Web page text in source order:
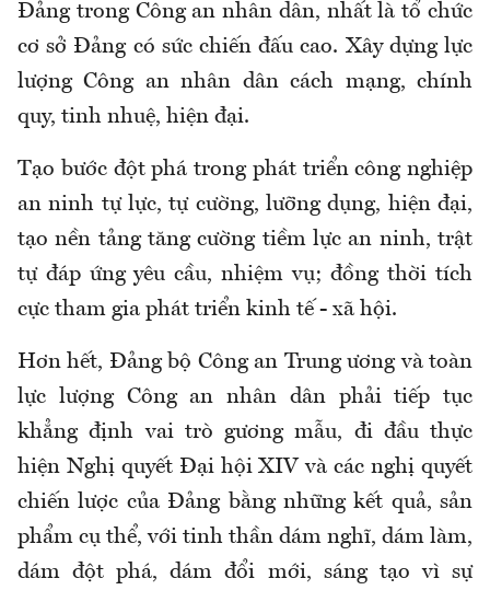
Đảng trong Công an nhân dân, nhất là tổ chức
cơ sở Đảng có sức chiến đấu cao. Xây dựng lực
lượng Công an nhân dân cách mạng, chính
quy, tinh nhuệ, hiện đại.
Tạo bước đột phá trong phát triển công nghiệp
an ninh tự lực, tự cường, lưỡng dụng, hiện đại,
tạo nền tảng tăng cường tiềm lực an ninh, trật
tự đáp ứng yêu cầu, nhiệm vụ; đồng thời tích
cực tham gia phát triển kinh tế - xã hội.
Hơn hết, Đảng bộ Công an Trung ương và toàn
lực lượng Công an nhân dân phải tiếp tục
khẳng định vai trò gương mẫu, đi đầu thực
hiện Nghị quyết Đại hội XIV và các nghị quyết
chiến lược của Đảng bằng những kết quả, sản
phẩm cụ thể, với tinh thần dám nghĩ, dám làm,
dám đột phá, dám đổi mới, sáng tạo vì sự